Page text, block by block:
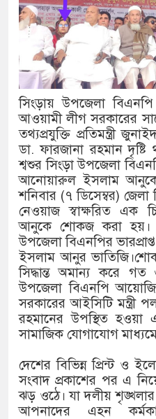
সিংড়ায় উপজেলা
আওয়ামী লীগ সরকারের
তথ্যপ্রযুক্তি প্রতিমন্ত্রী
ডা. ফারজানা রহমান
শ্বশুর সিংড়া উপজেলা
আনোয়ারুল ইসলাম
শনিবার (৭ ডিসেম্বর)
নেওয়াজ স্বাক্ষরিত এক
আনুকে শোকজ করা হয়।
উপজেলা বিএনপির
ইসলাম আনুর
সিদ্ধান্ত অমান্য করে গত
উপজেলা বিএনপি
সরকারের আইসিটি মন্ত্রী
রহমানের উপস্থিত হওয়া
সামাজিক যোগাযোগ
দেশের বিভিন্ন প্রিন্ট ও
সংবাদ প্রকাশের পর এ
ঝড় ওঠে। যা দলীয় শৃঙ্খলার
আপনাদের এহন